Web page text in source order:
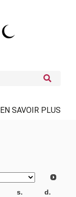
EN SAVOIR PLUS
s.
d.